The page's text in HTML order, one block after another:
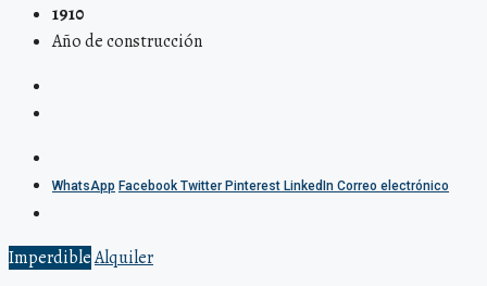
1910
Año de construcción
WhatsApp Facebook Twitter Pinterest LinkedIn Correo electrónico
ImperdibleAlquiler